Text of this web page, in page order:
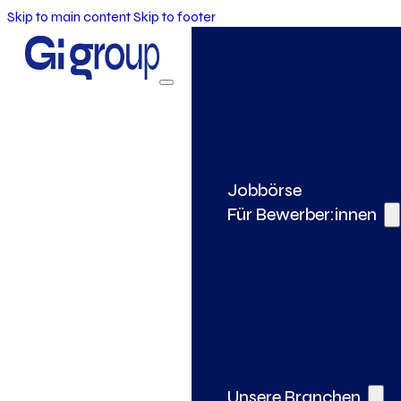
Skip to main contentSkip to footer
Jobbörse
Für Bewerber:innen